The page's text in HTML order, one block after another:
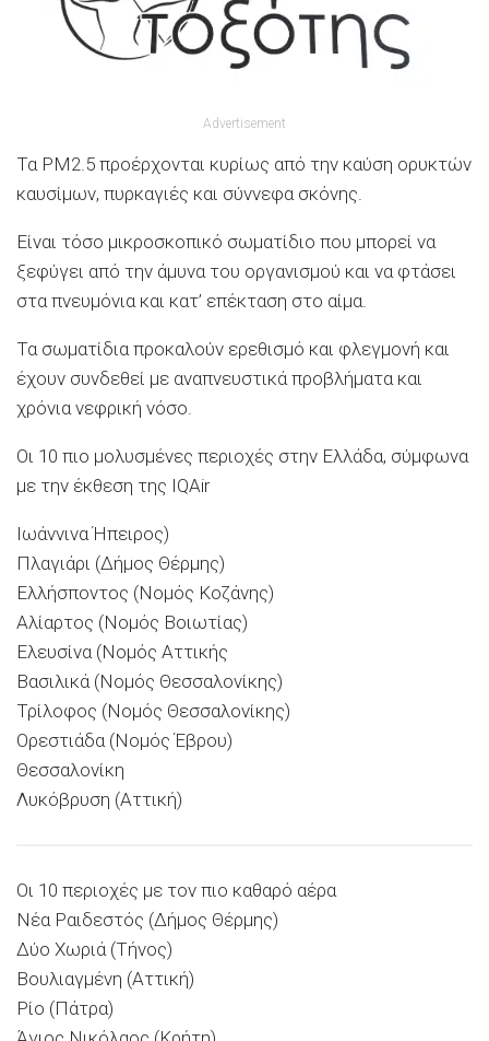
Advertisement
Τα PM2.5 προέρχονται κυρίως από την καύση ορυκτών
καυσίμων, πυρκαγιές και σύννεφα σκόνης.
Είναι τόσο μικροσκοπικό σωματίδιο που μπορεί να
ξεφύγει από την άμυνα του οργανισμού και να φτάσει
στα πνευμόνια και κατ’ επέκταση στο αίμα.
Τα σωματίδια προκαλούν ερεθισμό και φλεγμονή και
έχουν συνδεθεί με αναπνευστικά προβλήματα και
χρόνια νεφρική νόσο.
Οι 10 πιο μολυσμένες περιοχές στην Ελλάδα, σύμφωνα
με την έκθεση της IQAir
Ιωάννινα Ήπειρος)
Πλαγιάρι (Δήμος Θέρμης)
Ελλήσποντος (Νομός Κοζάνης)
Αλίαρτος (Νομός Βοιωτίας)
Ελευσίνα (Νομός Αττικής
Βασιλικά (Νομός Θεσσαλονίκης)
Τρίλοφος (Νομός Θεσσαλονίκης)
Ορεστιάδα (Νομός Έβρου)
Θεσσαλονίκη
Λυκόβρυση (Αττική)
Οι 10 περιοχές με τον πιο καθαρό αέρα
Νέα Ραιδεστός (Δήμος Θέρμης)
Δύο Χωριά (Τήνος)
Βουλιαγμένη (Αττική)
Ρίο (Πάτρα)